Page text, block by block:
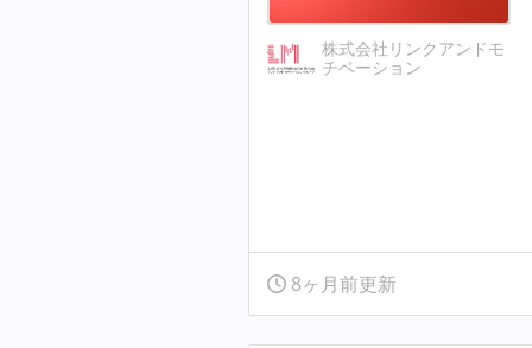
株式会社リンクアンドモ
チベーション
8ヶ月前更新